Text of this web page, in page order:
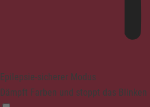
Epilepsie-sicherer Modus
Dämpft Farben und stoppt das Blinken